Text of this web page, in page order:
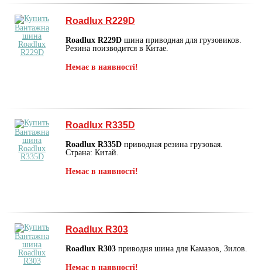
Roadlux R229D
Roadlux R229D шина приводная для грузовиков.
Резина поизводится в Китае.
Немає в наявності!
Roadlux R335D
Roadlux R335D приводная резина грузовая.
Страна: Китай.
Немає в наявності!
Roadlux R303
Roadlux R303 приводня шина для Камазов, Зилов.
Немає в наявності!